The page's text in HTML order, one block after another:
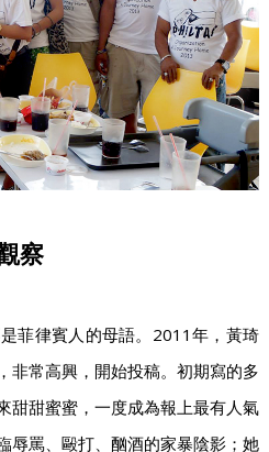
察
菲律賓人的母語。2011年，黃琦
非常高興，開始投稿。初期寫的多
甜甜蜜蜜，一度成為報上最有人氣
辱罵、毆打、酗酒的家暴陰影；她